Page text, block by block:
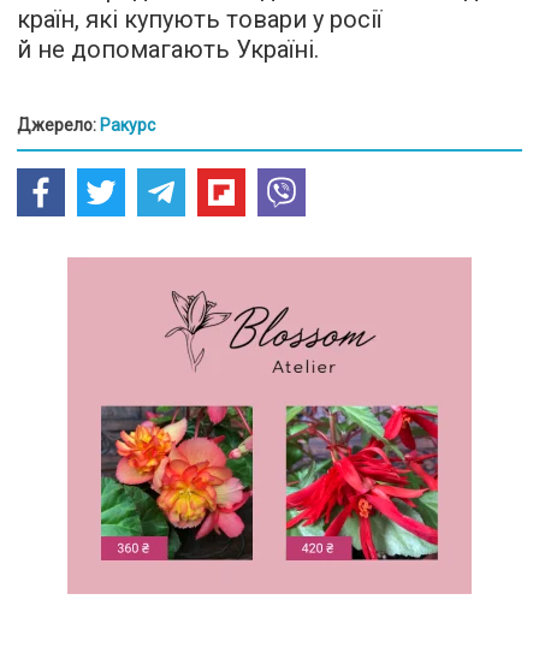
країн, які купують товари у росії
й не допомагають Україні.
Джерело: Ракурс